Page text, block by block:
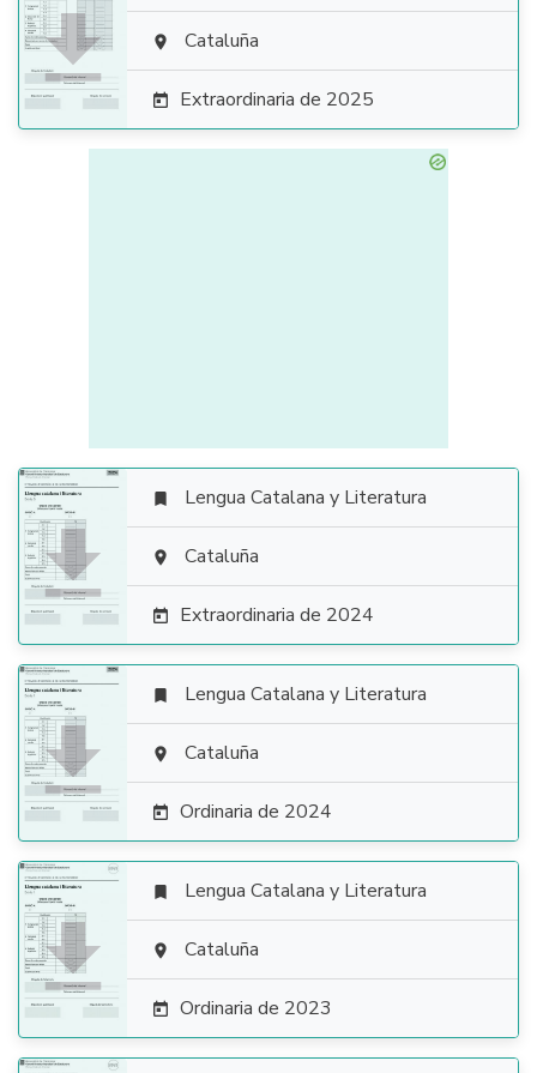
  Cataluña
 Extraordinaria de 2025

 Lengua Catalana y Literatura
 Cataluña
 Extraordinaria de 2024

 Lengua Catalana y Literatura
 Cataluña
 Ordinaria de 2024

 Lengua Catalana y Literatura
 Cataluña
 Ordinaria de 2023